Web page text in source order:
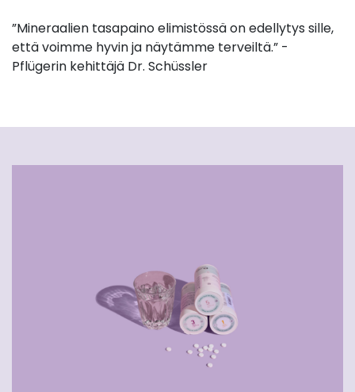
”Mineraalien tasapaino elimistössä on edellytys sille,
että voimme hyvin ja näytämme terveiltä.” -
Pflügerin kehittäjä Dr. Schüssler